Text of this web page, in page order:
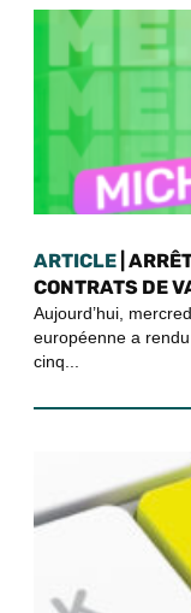
ARTICLE |
CONTRATS DE
Aujourd’hui,
européenne a
cinq...